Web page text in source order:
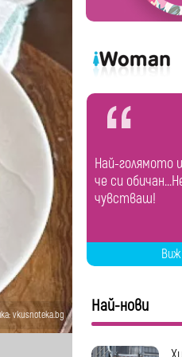
vkusnoteka.bg
Най-голямото
че си
чувстваш!
Най-нови